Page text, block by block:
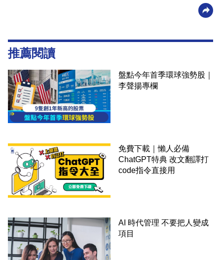
推薦閱讀
盤點今年首季環球強勢股｜
李聲揚專欄
免費下載｜懶人必備
ChatGPT特典 改文翻譯打
code指令直接用
AI 時代管理 不要把人變成
項目